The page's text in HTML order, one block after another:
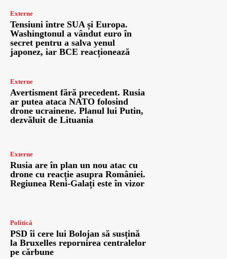
Externe
Tensiuni între SUA și Europa.
Washingtonul a vândut euro în
secret pentru a salva yenul
japonez, iar BCE reacționează
Externe
Avertisment fără precedent. Rusia
ar putea ataca NATO folosind
drone ucrainene. Planul lui Putin,
dezvăluit de Lituania
Externe
Rusia are în plan un nou atac cu
drone cu reacție asupra României.
Regiunea Reni-Galați este în vizor
Politică
PSD îi cere lui Bolojan să susțină
la Bruxelles repornirea centralelor
pe cărbune